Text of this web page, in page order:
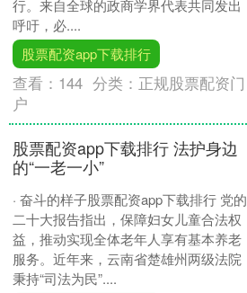
行。来自全球的政商学界代表共同发出
呼吁，必....
股票配资app下载排行
查看： 144 分类： 正规股票配资门
户
股票配资app下载排行 法护身边
的“一老一小”
· 奋斗的样子股票配资app下载排行 党的
二十大报告指出，保障妇女儿童合法权
益，推动实现全体老年人享有基本养老
服务。近年来，云南省楚雄州两级法院
秉持“司法为民”....